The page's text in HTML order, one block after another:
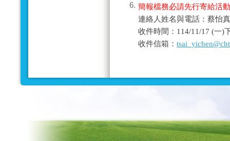
6. 簡報檔務必請先行寄給活
連絡人姓名與電話：蔡怡
收件時間：114/11/17 (一)
收件信箱：